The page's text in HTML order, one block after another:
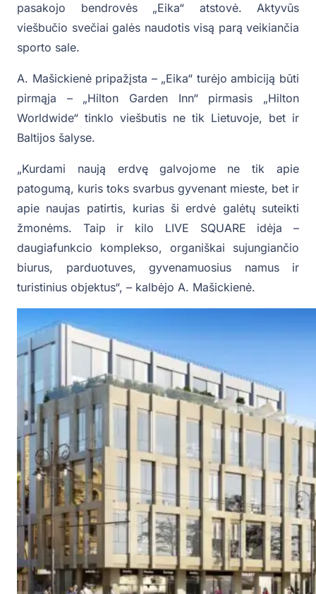
pasakojo bendrovės „Eika“ atstovė. Aktyvūs
viešbučio svečiai galės naudotis visą parą veikiančia
sporto sale.
A. Mašickienė pripažįsta – „Eika“ turėjo ambiciją būti
pirmąja – „Hilton Garden Inn“ pirmasis „Hilton
Worldwide“ tinklo viešbutis ne tik Lietuvoje, bet ir
Baltijos šalyse.
„Kurdami naują erdvę galvojome ne tik apie
patogumą, kuris toks svarbus gyvenant mieste, bet ir
apie naujas patirtis, kurias ši erdvė galėtų suteikti
žmonėms. Taip ir kilo LIVE SQUARE idėja –
daugiafunkcio komplekso, organiškai sujungiančio
biurus, parduotuves, gyvenamuosius namus ir
turistinius objektus“, – kalbėjo A. Mašickienė.